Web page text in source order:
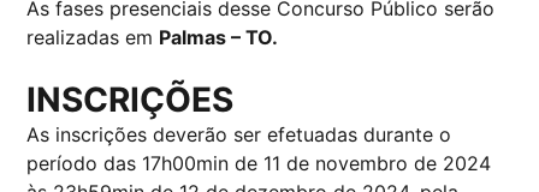
As fases presenciais desse Concurso Público serão
realizadas em Palmas – TO.
INSCRIÇÕES
As inscrições deverão ser efetuadas durante o
período das 17h00min de 11 de novembro de 2024